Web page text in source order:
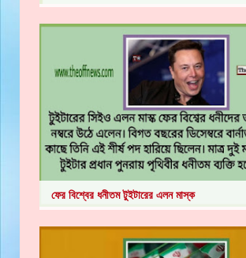
ফের বিশ্বের ধনীতম টুইটারের এলন মাস্ক